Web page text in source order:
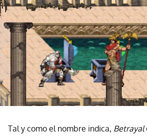
Tal y como el nombre indica, Betrayal